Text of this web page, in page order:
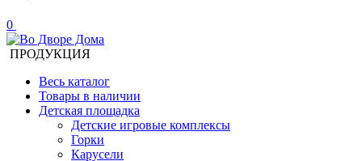
0
ПРОДУКЦИЯ
Весь каталог
Товары в наличии
Детская площадка
Детские игровые комплексы
Горки
Карусели